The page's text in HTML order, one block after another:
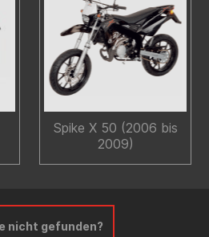
Spike X 50 (2006 bis
2009)
nicht gefunden?